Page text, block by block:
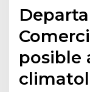
posible